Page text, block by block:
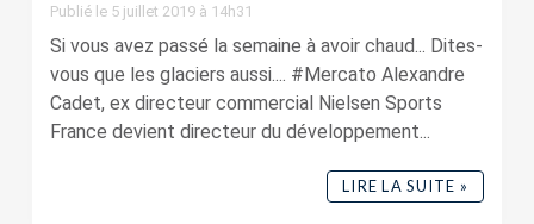
Publié le 5 juillet 2019 à 14h31
Si vous avez passé la semaine à avoir chaud... Dites-
vous que les glaciers aussi.... #Mercato Alexandre
Cadet, ex directeur commercial Nielsen Sports
France devient directeur du développement...
LIRE LA SUITE »